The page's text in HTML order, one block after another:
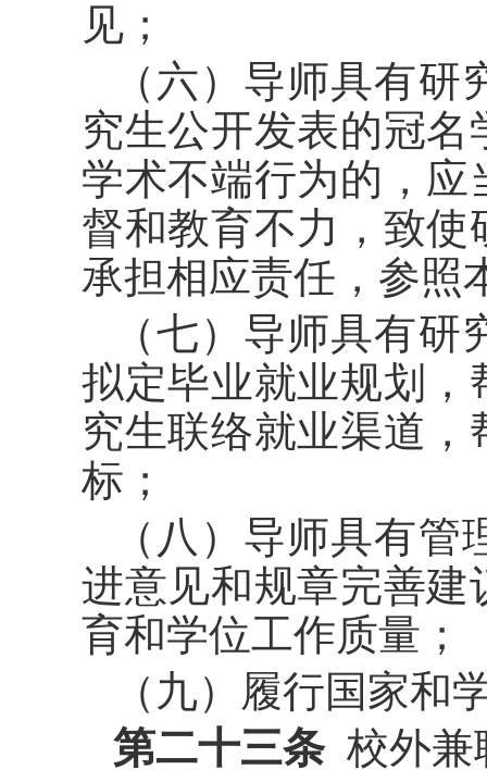
见；
（六）导师具有
究生公开发表的冠
学术不端行为的，
督和教育不力，致
承担相应责任，参照
（七）导师具有
拟定毕业就业规划
究生联络就业渠道
标；
（八）导师具有
进意见和规章完善
育和学位工作质量；
（九）履行国家和
第二十三条 校外兼